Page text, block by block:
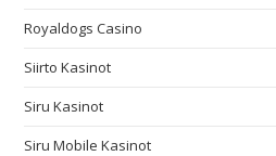
Royaldogs Casino
Siirto Kasinot
Siru Kasinot
Siru Mobile Kasinot